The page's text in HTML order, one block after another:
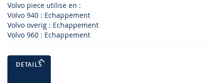
Volvo piece utilise en :
Volvo 940 : Echappement
Volvo overig : Echappement
Volvo 960 : Echappement
DETAILS